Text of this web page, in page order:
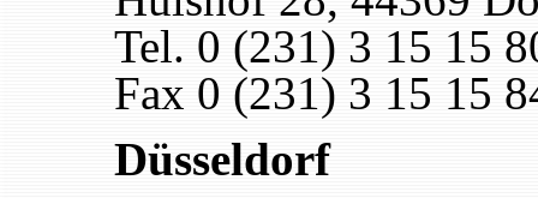
Tel. 0 (231) 3 15 15
Fax 0 (231) 3 15 15
Düsseldorf